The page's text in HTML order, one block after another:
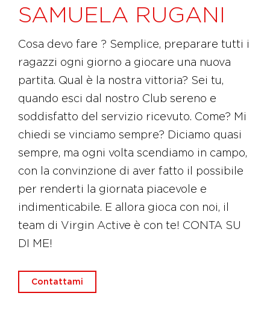
SAMUELA RUGANI
Cosa devo fare ? Semplice, preparare tutti i
ragazzi ogni giorno a giocare una nuova
partita. Qual è la nostra vittoria? Sei tu,
quando esci dal nostro Club sereno e
soddisfatto del servizio ricevuto. Come? Mi
chiedi se vinciamo sempre? Diciamo quasi
sempre, ma ogni volta scendiamo in campo,
con la convinzione di aver fatto il possibile
per renderti la giornata piacevole e
indimenticabile. E allora gioca con noi, il
team di Virgin Active è con te! CONTA SU
DI ME!
Contattami